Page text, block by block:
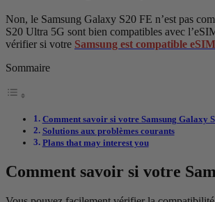
Non, le Samsung Galaxy S20 FE n’est pas
S20 Ultra 5G sont bien compatibles avec
vérifier si votre Samsung est compatible eSIM
Sommaire
Comment savoir si votre Samsung Galaxy
Solutions aux problèmes courants
Plans that may interest you
Comment savoir si votre